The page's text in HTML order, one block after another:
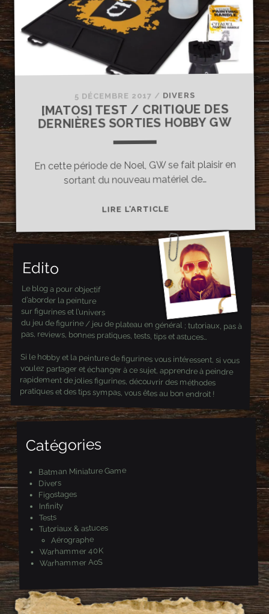
CHOISIR
ET
QUOI
ACHETER
?
5 DÉCEMBRE 2017 / DIVERS
[MATOS] TEST / CRITIQUE DES
DERNIÈRES SORTIES HOBBY GW
En cette période de Noel, GW se fait plaisir en
sortant du nouveau matériel de…
LIRE L’ARTICLE[MATOS]
/
CRITIQUE
DES
DERNIÈRES
SORTIES
GW
Edito
Le blog a pour objectif
d’aborder la peinture
sur figurines et l’univers
du jeu de figurine / jeu de plateau en général ; tutoriaux, pas à
pas, reviews, bonnes pratiques, tests, tips et astuces…
Si le hobby et la peinture de figurines vous intéressent, si vous
voulez partager et échanger à ce sujet, apprendre à peindre
rapidement de jolies figurines, découvrir des méthodes
pratiques et des tips sympas, vous êtes au bon endroit !
Catégories
Batman Miniature Game
Divers
Figostages
Infinity
Tests
Tutoriaux & astuces
Aérographe
Warhammer 40K
Warhammer AoS